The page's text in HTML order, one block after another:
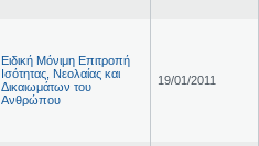
Ειδική Μόνιμη Επιτροπή
Ισότητας, Νεολαίας και
Δικαιωμάτων του
Ανθρώπου
19/01/2011